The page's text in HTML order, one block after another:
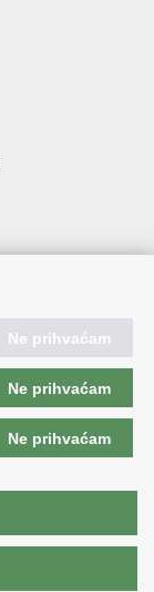
Ne prihvaćam
Ne prihvaćam
Ne prihvaćam